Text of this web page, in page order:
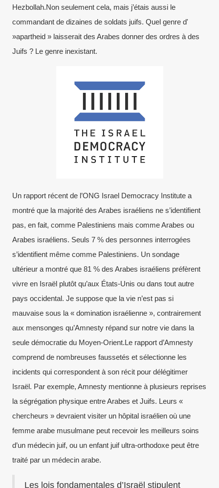
Hezbollah.Non seulement cela, mais j’étais aussi le
commandant de dizaines de soldats juifs. Quel genre d'
»apartheid » laisserait des Arabes donner des ordres à des
Juifs ? Le genre inexistant.
Un rapport récent de l’ONG Israel Democracy Institute a
montré que la majorité des Arabes israéliens ne s’identifient
pas, en fait, comme Palestiniens mais comme Arabes ou
Arabes israéliens. Seuls 7 % des personnes interrogées
s’identifient même comme Palestiniens. Un sondage
ultérieur a montré que 81 % des Arabes israéliens préfèrent
vivre en Israël plutôt qu’aux États-Unis ou dans tout autre
pays occidental. Je suppose que la vie n’est pas si
mauvaise sous la « domination israélienne », contrairement
aux mensonges qu’Amnesty répand sur notre vie dans la
seule démocratie du Moyen-Orient.Le rapport d’Amnesty
comprend de nombreuses faussetés et sélectionne les
incidents qui correspondent à son récit pour délégitimer
Israël. Par exemple, Amnesty mentionne à plusieurs reprises
la ségrégation physique entre Arabes et Juifs. Leurs «
chercheurs » devraient visiter un hôpital israélien où une
femme arabe musulmane peut recevoir les meilleurs soins
d’un médecin juif, ou un enfant juif ultra-orthodoxe peut être
traité par un médecin arabe.
Les lois fondamentales d’Israël stipulent